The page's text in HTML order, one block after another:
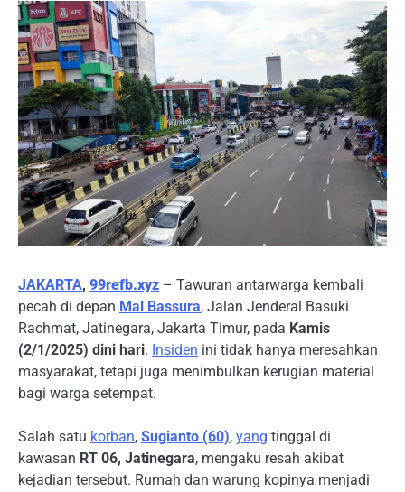
JAKARTA, 99refb.xyz – Tawuran antarwarga kembali
pecah di depan Mal Bassura, Jalan Jenderal Basuki
Rachmat, Jatinegara, Jakarta Timur, pada Kamis
(2/1/2025) dini hari. Insiden ini tidak hanya meresahkan
masyarakat, tetapi juga menimbulkan kerugian material
bagi warga setempat.
Salah satu korban, Sugianto (60), yang tinggal di
kawasan RT 06, Jatinegara, mengaku resah akibat
kejadian tersebut. Rumah dan warung kopinya menjadi